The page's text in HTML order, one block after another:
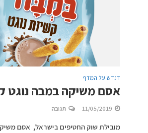
דנדש על המדף
אסם משיקה במבה נוגט
11/05/2019 תגובה
מובילת שוק החטיפים בישראל, אסם